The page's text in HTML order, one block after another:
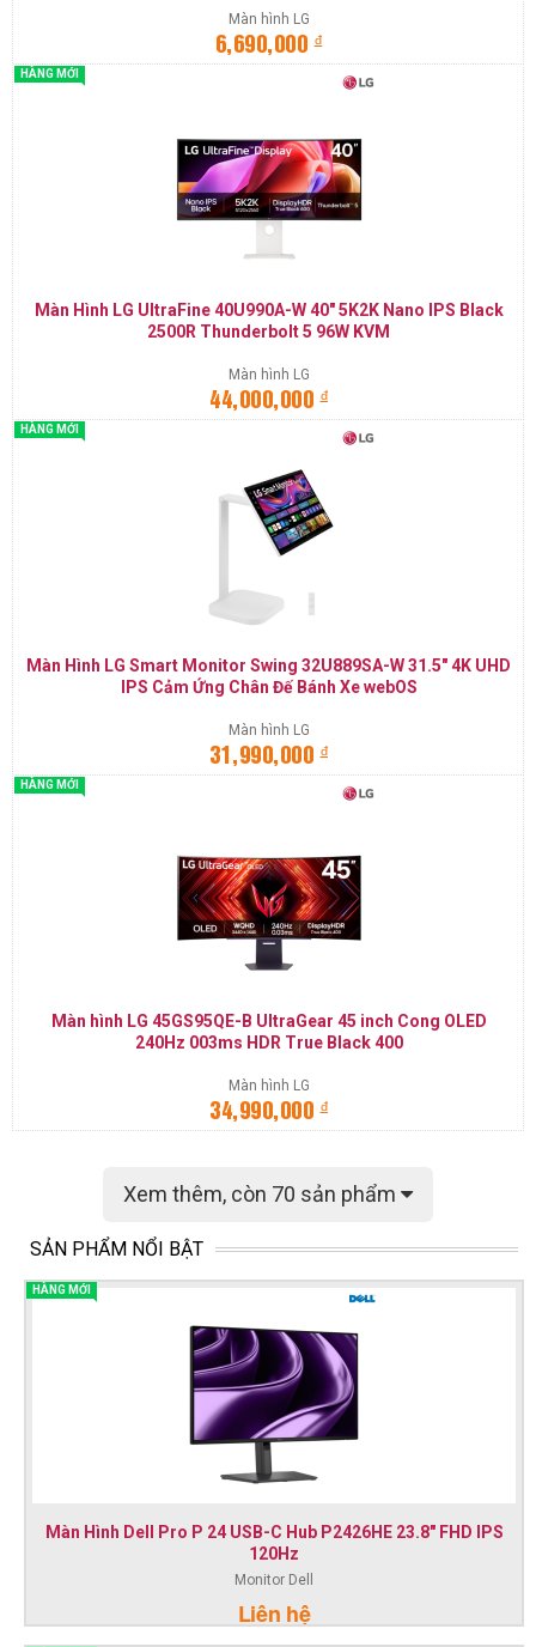
Màn hình LG
6,690,000đ
HÀNG MỚI
Màn Hình LG UltraFine 40U990A-W 40" 5K2K Nano IPS Black
2500R Thunderbolt 5 96W KVM
Màn hình LG
44,000,000đ
HÀNG MỚI
Màn Hình LG Smart Monitor Swing 32U889SA-W 31.5" 4K UHD
IPS Cảm Ứng Chân Đế Bánh Xe webOS
Màn hình LG
31,990,000đ
HÀNG MỚI
Màn hình LG 45GS95QE-B UltraGear 45 inch Cong OLED
240Hz 003ms HDR True Black 400
Màn hình LG
34,990,000đ
Xem thêm, còn 70 sản phẩm
SẢN PHẨM NỔI BẬT
HÀNG MỚI
Màn Hình Dell Pro P 24 USB-C Hub P2426HE 23.8" FHD IPS
120Hz
Monitor Dell
Liên hệ